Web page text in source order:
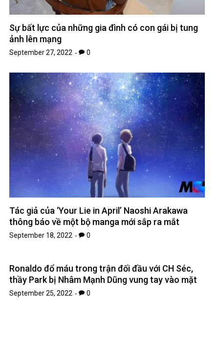
Sự bất lực của những gia đình có con gái bị tung
ảnh lên mạng
September 27, 2022 0
Tác giả của ‘Your Lie in April’ Naoshi Arakawa
thông báo về một bộ manga mới sắp ra mắt
September 18, 2022 0
Ronaldo đổ máu trong trận đối đầu với CH Séc,
thầy Park bị Nhâm Mạnh Dũng vung tay vào mặt
September 25, 2022 0